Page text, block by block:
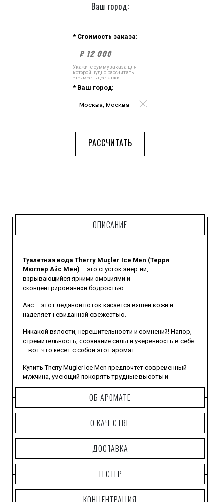
Ваш город:
* Стоимость заказа:
Укажите сумму заказа для
которой нудно рассчитать
стоимость доставки.
* Ваш город:
РАССЧИТАТЬ
ОПИСАНИЕ
Туалетная вода Therry Mugler Ice Men (Терри
Мюглер Айс Мен) – это сгусток энергии,
взрывающийся яркими эмоциями и
сконцентрированной бодростью.
Айс – этот ледяной поток касается вашей кожи и
наделяет невиданной свежестью.
Никакой вялости, нерешительности и сомнений! Напор,
стремительность, осознание силы и уверенность в себе
– вот что несет с собой этот аромат.
Купить Therry Mugler Ice Men предпочтет современный
мужчина, умеющий покорять трудные высоты и
неприступные крепости.
К последним могут относиться и женские сердца – уж
они-то покоряются таким завоевателям с огромным
ОБ АРОМАТЕ
О КАЧЕСТВЕ
ДОСТАВКА
ТЕСТЕР
КОНЦЕНТРАЦИЯ